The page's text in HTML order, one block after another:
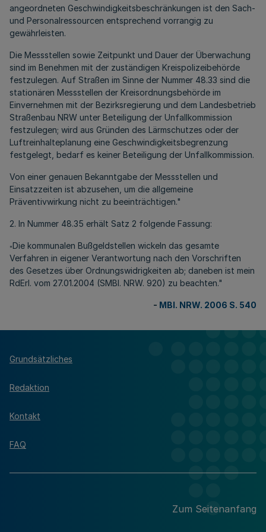
angeordneten Geschwindigkeitsbeschränkungen ist den Sach-
und Personalressourcen entsprechend vorrangig zu
gewährleisten.
Die Messstellen sowie Zeitpunkt und Dauer der Überwachung
sind im Benehmen mit der zuständigen Kreispolizeibehörde
festzulegen. Auf Straßen im Sinne der Nummer 48.33 sind die
stationären Messstellen der Kreisordnungsbehörde im
Einvernehmen mit der Bezirksregierung und dem Landesbetrieb
Straßenbau NRW unter Beteiligung der Unfallkommission
festzulegen; wird aus Gründen des Lärmschutzes oder der
Luftreinhalteplanung eine Geschwindigkeitsbegrenzung
festgelegt, bedarf es keiner Beteiligung der Unfallkommission.
Von einer genauen Bekanntgabe der Messstellen und
Einsatzzeiten ist abzusehen, um die allgemeine
Präventivwirkung nicht zu beeinträchtigen."
2. In Nummer 48.35 erhält Satz 2 folgende Fassung:
"Die kommunalen Bußgeldstellen wickeln das gesamte
Verfahren in eigener Verantwortung nach den Vorschriften
des Gesetzes über Ordnungswidrigkeiten ab; daneben ist mein
RdErl. vom 27.01.2004 (SMBl. NRW. 920) zu beachten."
- MBl. NRW. 2006 S. 540
Grundsätzliches
Redaktion
Kontakt
FAQ
Zum Seitenanfang